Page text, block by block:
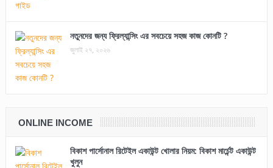
নতুনদের জন্য ফ্রিল্যান্সিং এর সবচেয়ে সহজ কাজ কোনটি ?
জুলাই ২৭, ২০২৬
ONLINE INCOME
বিকাশ পার্সোনাল রিটেইল একাউন্ট খোলার নিয়ম: বিকাশ মার্চেন্ট একাউন্ট
খুলুন